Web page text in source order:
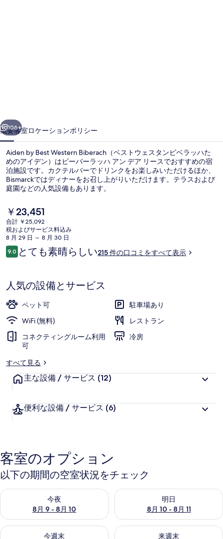
ウ
ェ
ス
タ
ン
ベ
ラ
ッ
た
の
ア
イ
デ
ン）
ャ
ラ
リ
次へ
106+
概要客室ロケーションポリシー
Aiden by Best Western Biberach（ベストウェスタンビベラッハた
めのアイデン）はビーバーラッハ アン デア リースでおすすめの宿
泊施設です。カクテルバーでドリンクをお楽しみいただけるほか、
Bismarckではディナーをお召し上がりいただけます。テラスおよび
庭園などの人気設備もあります。
現
在
の
料
金
は
す
￥23,451
合計 ￥25,092
税およびサービス料込み
8 月 29 日 ～ 8 月 30 日
口
コ
9.010段階中9.0
とても素晴らしい215 件の口コミをすべて表示
人気の設備とサービス
ペット可
駐車場あり
WiFi (無料)
レストラン
コネクティングルーム利用
可
冷房
すべて見る
主な設備 / サービス (12)
便利な設備 / サービス (6)
客室のオプション
以下の期間の空室状況をチェック
今夜
8月 9 - 8月 10
今夜 8月 9 - 8月 10 の空室状況をチェック
明日
8月 10 - 8月 11
明日 8月 10 - 8月 11 の空室状
今週末
今週末 8月 14 - 8月 16 の空室状況をチェック
来週末
来週末 8月 21 - 8月 23 の空室